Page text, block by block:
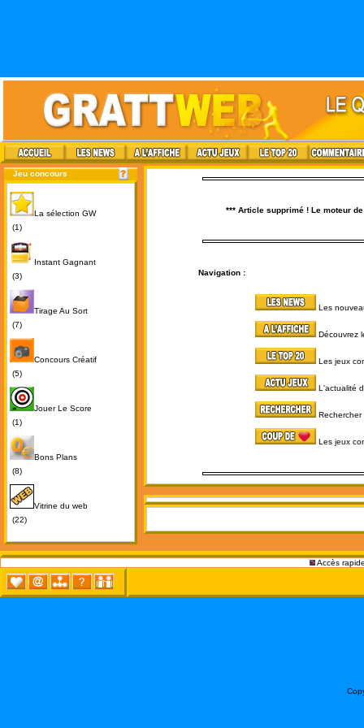
Jeu concours
La sélection GW
(1)
Instant Gagnant
(3)
Tirage Au Sort
(7)
Concours Créatif
(5)
Jouer Le Score
(1)
Bons Plans
(8)
Vitrine du web
(22)
*** Article supprimé ! Le moteur
Navigation :
Les
Découvrez
Les jeux
L'actualité
Les jeux